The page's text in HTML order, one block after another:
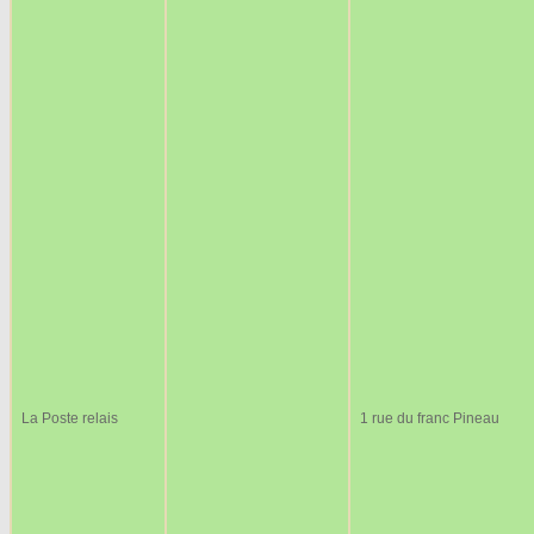
La Poste relais 1 rue du franc Pineau